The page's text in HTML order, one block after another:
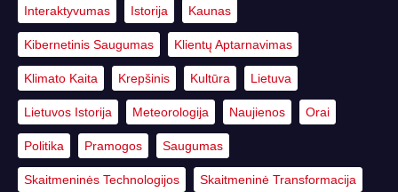
Interaktyvumas Istorija Kaunas
Kibernetinis Saugumas Klientų Aptarnavimas
Klimato Kaita Krepšinis Kultūra Lietuva
Lietuvos Istorija Meteorologija Naujienos Orai
Politika Pramogos Saugumas
Skaitmeninės Technologijos Skaitmeninė Transformacija